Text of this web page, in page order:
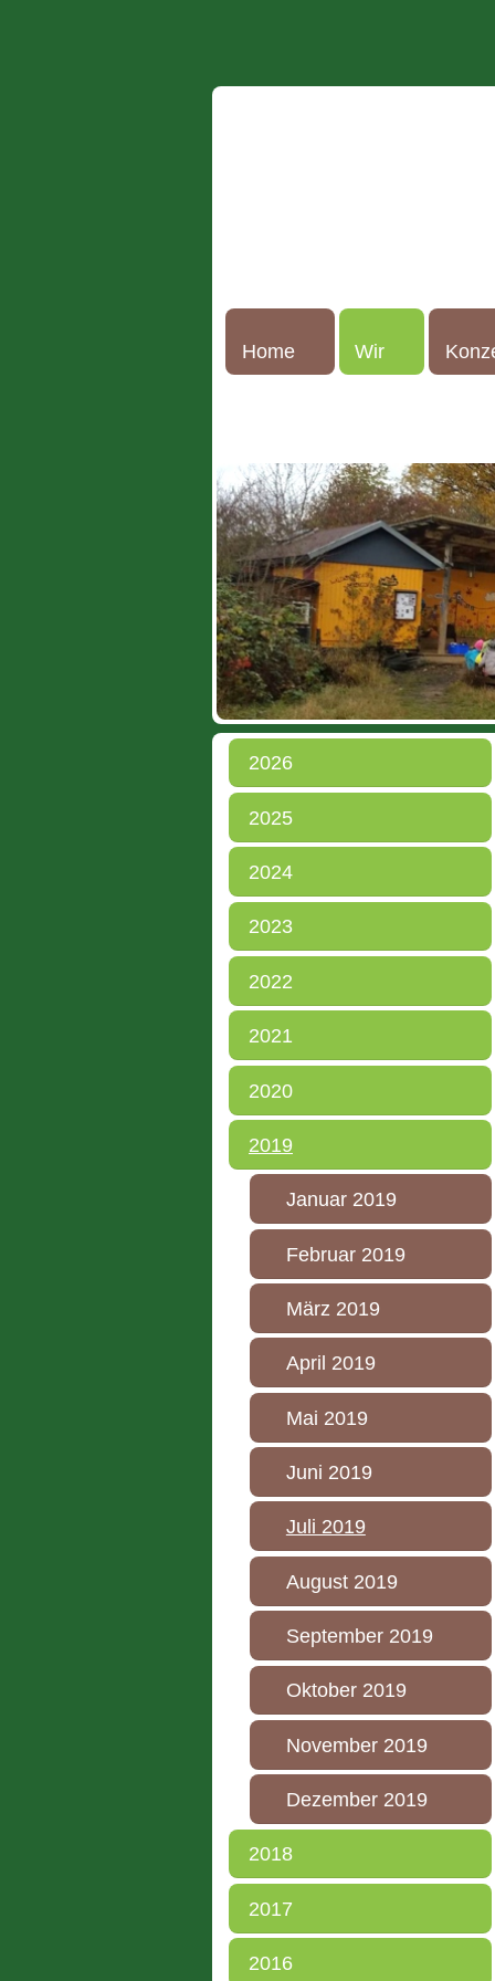
Home Wir
2026
2025
2024
2023
2022
2021
2020
2019
Januar 2019
Februar 2019
März 2019
April 2019
Mai 2019
Juni 2019
Juli 2019
August 2019
September 2019
Oktober 2019
November 2019
Dezember 2019
2018
2017
2016